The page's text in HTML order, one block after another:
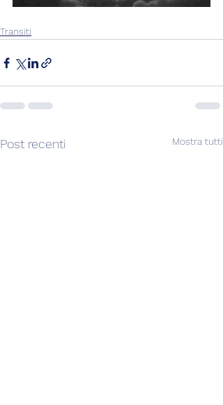
Transiti
Post recenti Mostra tutti